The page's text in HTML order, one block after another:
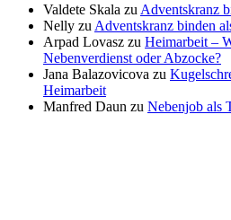
Valdete Skala zu Adventskranz
Nelly zu Adventskranz binden
Arpad Lovasz zu Heimarbeit –
Nebenverdienst oder Abzocke?
Jana Balazovicova zu
Heimarbeit
Manfred Daun zu Nebenjob als